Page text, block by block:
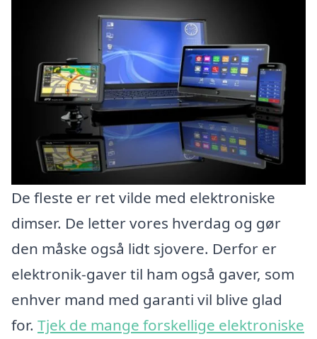
De fleste er ret vilde med elektroniske
dimser. De letter vores hverdag og gør
den måske også lidt sjovere. Derfor er
elektronik-gaver til ham også gaver, som
enhver mand med garanti vil blive glad
for. Tjek de mange forskellige elektroniske